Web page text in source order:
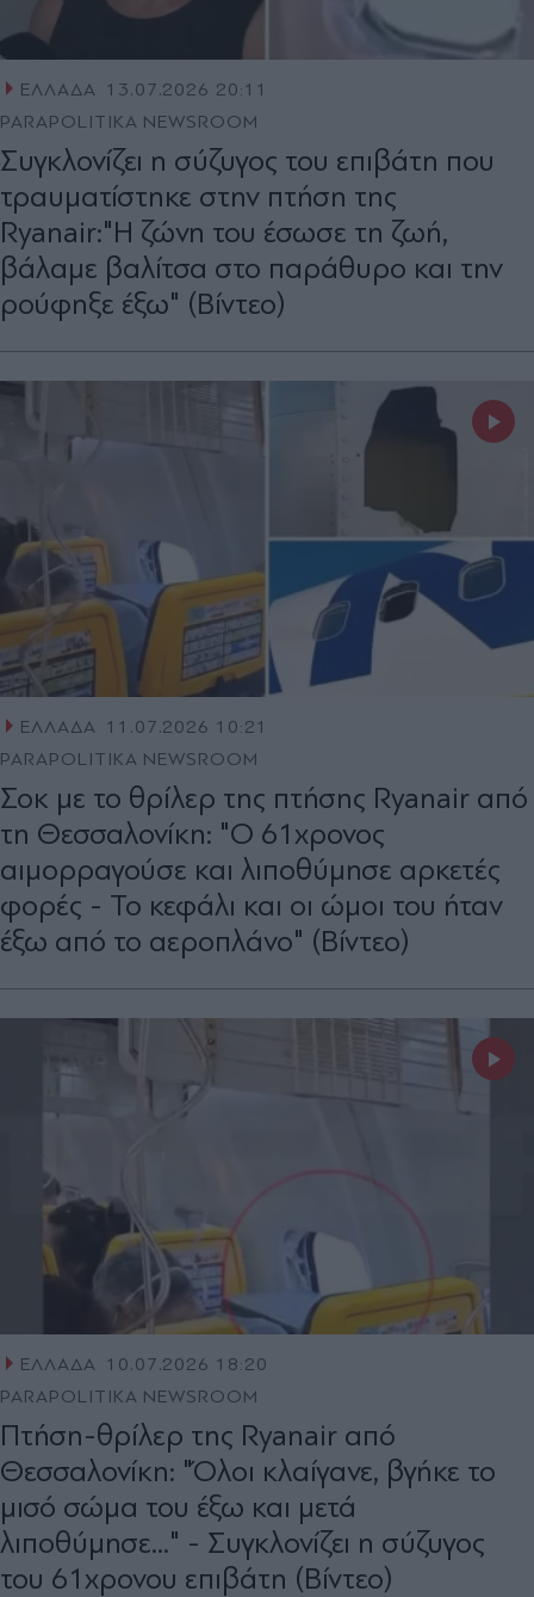
ΕΛΛΑΔΑ 13.07.2026 20:11
PARAPOLITIKA NEWSROOM
Συγκλονίζει η σύζυγος του επιβάτη που
τραυματίστηκε στην πτήση της
Ryanair:"Η ζώνη του έσωσε τη ζωή,
βάλαμε βαλίτσα στο παράθυρο και την
ρούφηξε έξω" (Βίντεο)
ΕΛΛΑΔΑ 11.07.2026 10:21
PARAPOLITIKA NEWSROOM
Σοκ με το θρίλερ της πτήσης Ryanair από
τη Θεσσαλονίκη: "Ο 61χρονος
αιμορραγούσε και λιποθύμησε αρκετές
φορές - Το κεφάλι και οι ώμοι του ήταν
έξω από το αεροπλάνο" (Βίντεο)
ΕΛΛΑΔΑ 10.07.2026 18:20
PARAPOLITIKA NEWSROOM
Πτήση-θρίλερ της Ryanair από
Θεσσαλονίκη: "Όλοι κλαίγανε, βγήκε το
μισό σώμα του έξω και μετά
λιποθύμησε..." - Συγκλονίζει η σύζυγος
του 61χρονου επιβάτη (Βίντεο)